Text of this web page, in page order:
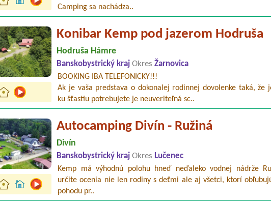
Camping sa nachádza..
Konibar Kemp pod jazerom Hodruša
Hodruša Hámre
Banskobystrický krajOkres Žarnovica
BOOKING IBA TELEFONICKY!!!
Ak je vaša predstava o dokonalej rodinnej dovolenke taká, že
ku šťastiu potrebujete je neuveriteľná sc..
Autocamping Divín - Ružiná
Divín
Banskobystrický krajOkres Lučenec
Kemp má výhodnú polohu hneď neďaleko vodnej nádrže
určite ocenia nie len rodiny s deťmi ale aj všetci, ktorí
pohodu pr..